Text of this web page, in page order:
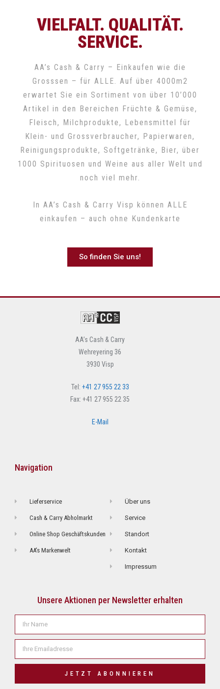
VIELFALT. QUALITÄT.
SERVICE.
AA’s Cash & Carry – Einkaufen wie die
Grosssen – für ALLE. Auf über 4000m2
erwartet Sie ein Sortiment von über 10’000
Artikel in den Bereichen Früchte & Gemüse,
Fleisch, Milchprodukte, Lebensmittel für
Klein- und Grossverbraucher, Papierwaren,
Reinigungsprodukte, Softgetränke, Bier, über
1000 Spirituosen und Weine aus aller Welt und
noch viel mehr.
In AA’s Cash & Carry Visp können ALLE
einkaufen – auch ohne Kundenkarte
So finden Sie uns!
AA’s Cash & Carry
Wehreyering 36
3930 Visp
Tel: +41 27 955 22 33
Fax: +41 27 955 22 35
E-Mail
Navigation
Lieferservice
Cash & Carry Abholmarkt
Online Shop Geschäftskunden
AA's Markenwelt
Über uns
Service
Standort
Kontakt
Impressum
Unsere Aktionen per Newsletter erhalten
JETZT ABONNIEREN